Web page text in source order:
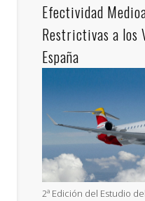
Efectividad
Restrictivas a los
España
2ª Edición del Estudio